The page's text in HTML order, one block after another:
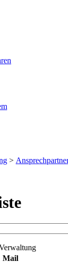
>
Mail